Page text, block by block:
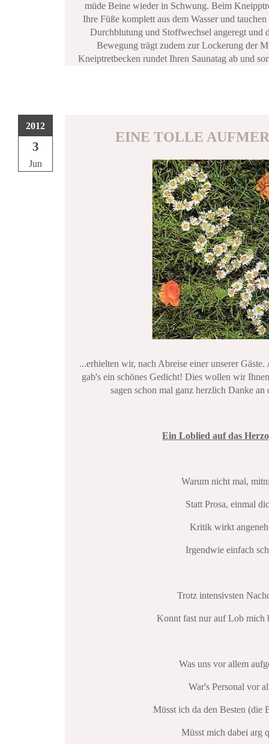
müde Beine wieder in Schwung. Beim
Ihre Füße komplett aus dem Wasser und
Durchblutung und Stoffwechsel angeregt und
Bewegung trägt zudem zur Lockerung der
Kneiptretbecken rundet Ihren Saunatag ab und
2012
3
Jun
EINE TOLLE
...erhielten wir, nach Abreise einer unserer
gab's ein schönes Gedicht! Dies wollen wir
sagen schon mal ganz herzlich Danke
Ein Loblied auf das
Warum nicht mal,
Statt Prosa, einmal
Kritik wirkt
Irgendwie einfach
Trotz intensivsten
Konnt fast nur auf Lob mich
Was uns vor allem
War's Personal vor
Müsst ich da den Besten (die
Müsst mich dabei arg